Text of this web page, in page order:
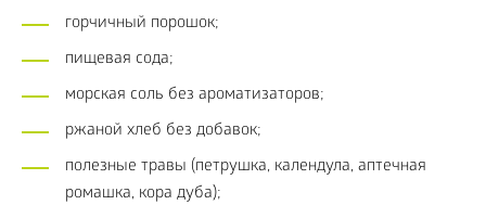
горчичный порошок;
пищевая сода;
морская соль без ароматизаторов;
ржаной хлеб без добавок;
полезные травы (петрушка, календула, аптечная
ромашка, кора дуба);